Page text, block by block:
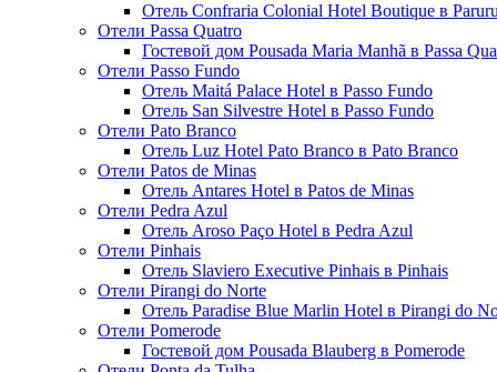
Отель Confraria Colonial Hotel Boutique в Paruru
Отели Passa Quatro
Гостевой дом Pousada Maria Manhã в Passa
Отели Passo Fundo
Отель Maitá Palace Hotel в Passo Fundo
Отель San Silvestre Hotel в Passo Fundo
Отели Pato Branco
Отель Luz Hotel Pato Branco в Pato Branco
Отели Patos de Minas
Отель Antares Hotel в Patos de Minas
Отели Pedra Azul
Отель Aroso Paço Hotel в Pedra Azul
Отели Pinhais
Отель Slaviero Executive Pinhais в Pinhais
Отели Pirangi do Norte
Отель Paradise Blue Marlin Hotel в Pirangi do
Отели Pomerode
Гостевой дом Pousada Blauberg в Pomerode